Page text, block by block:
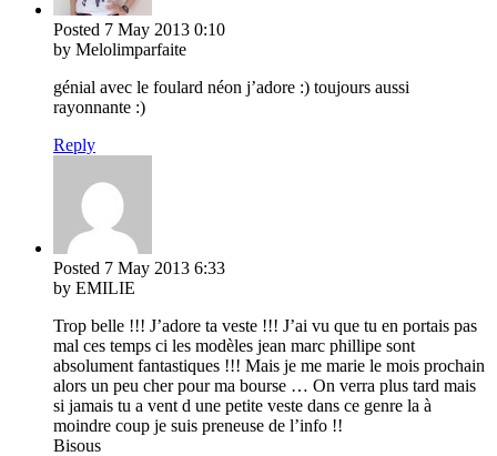
Posted 7 May 2013 0:10
by Melolimparfaite
génial avec le foulard néon j’adore :) toujours aussi
rayonnante :)
Reply
Posted 7 May 2013 6:33
by EMILIE
Trop belle !!! J’adore ta veste !!! J’ai vu que tu en portais pas
mal ces temps ci les modèles jean marc phillipe sont
absolument fantastiques !!! Mais je me marie le mois prochain
alors un peu cher pour ma bourse … On verra plus tard mais
si jamais tu a vent d une petite veste dans ce genre la à
moindre coup je suis preneuse de l’info !!
Bisous